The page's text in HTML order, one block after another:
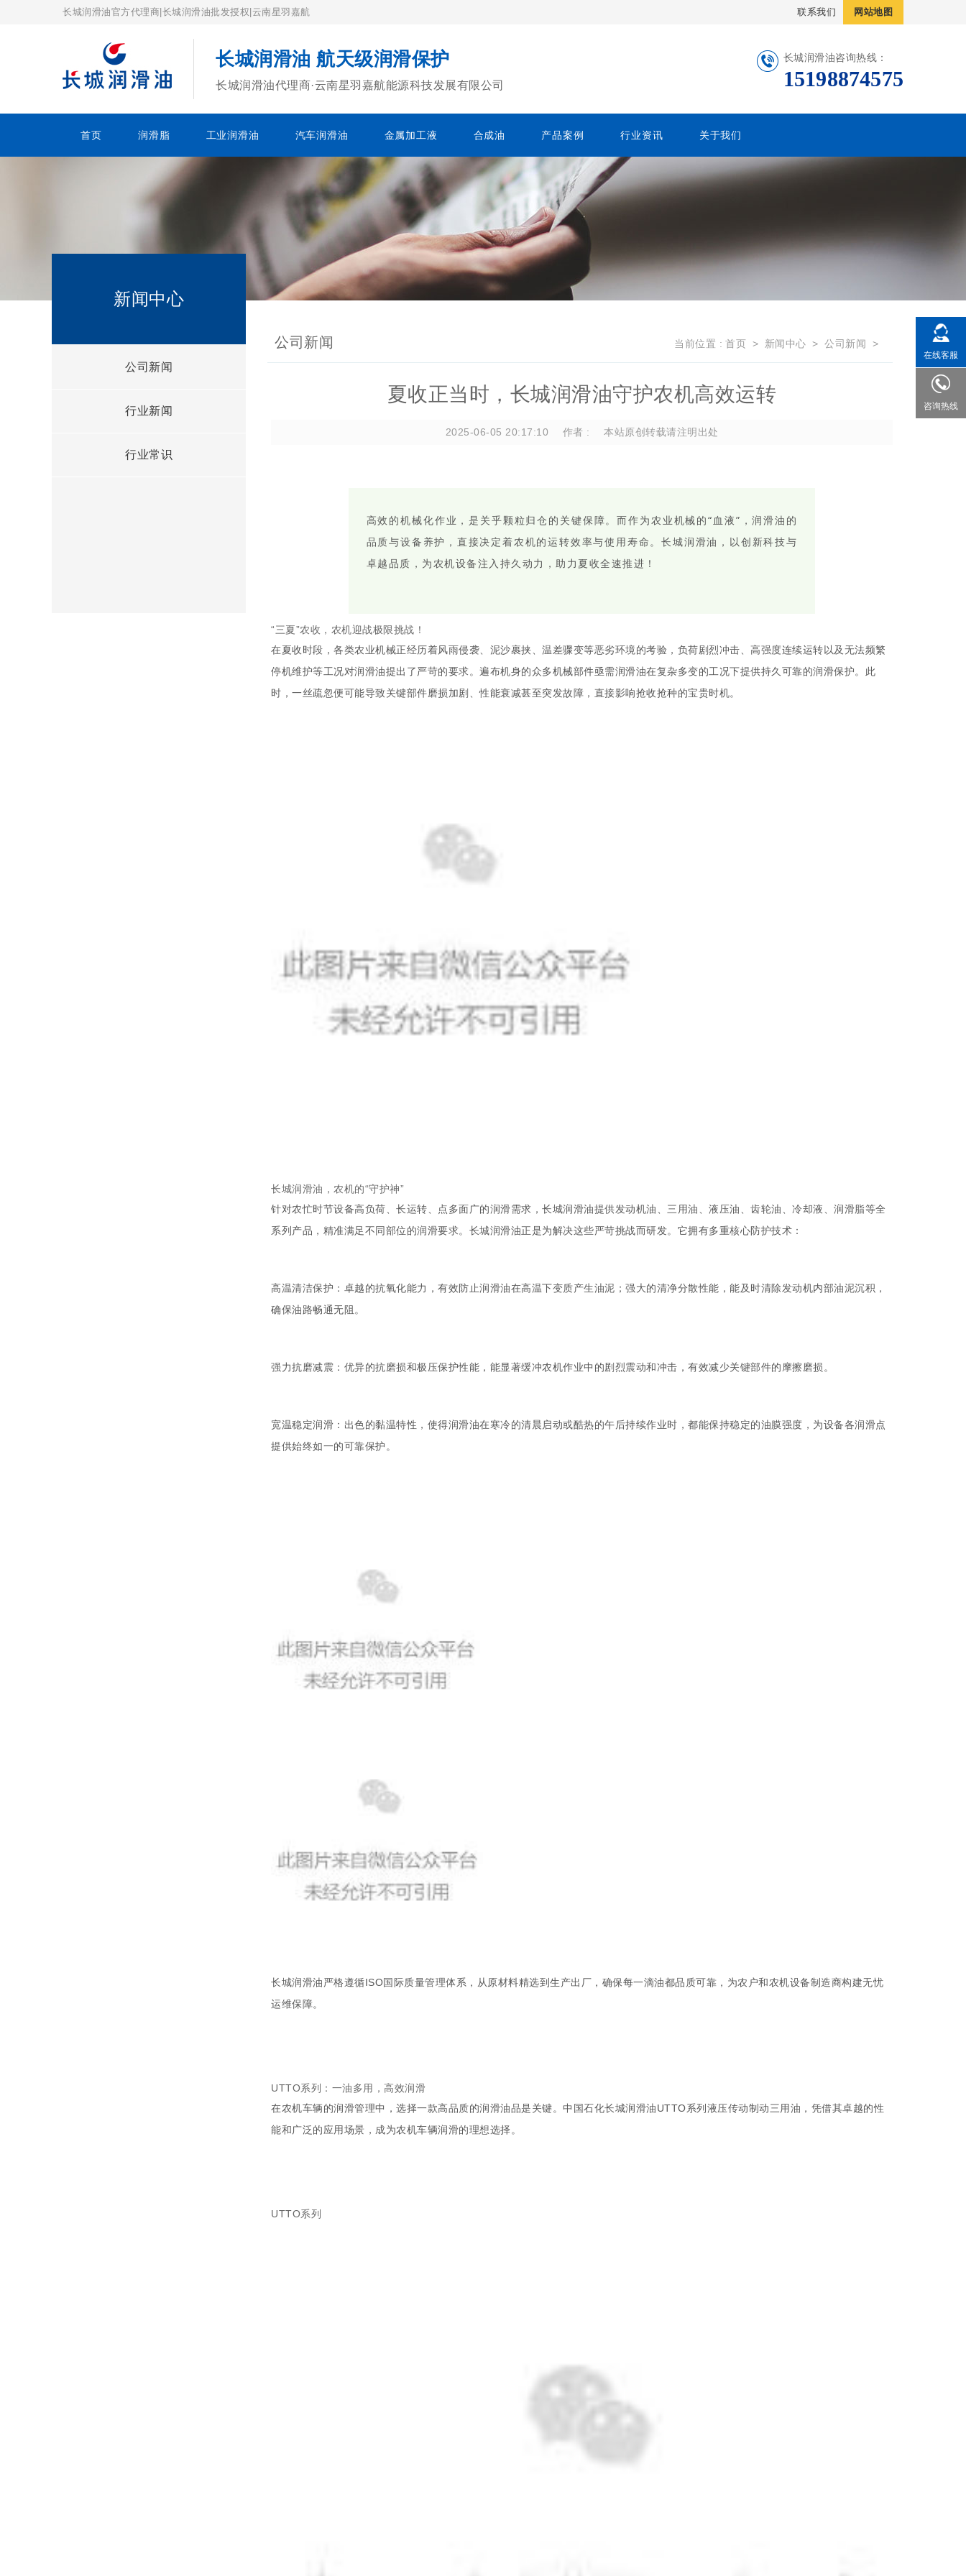
联系我们 网站地图
长城润滑油官方代理商|长城润滑油批发授权|云南星羽嘉航
长城润滑油 航天级润滑保护
长城润滑油代理商·云南星羽嘉航能源科技发展有限公司
长城润滑油咨询热线：
15198874575
首页 润滑脂 工业润滑油 汽车润滑油 金属加工液 合成油 产品案例 行业资讯 关于我们
新闻中心
公司新闻
行业新闻
行业常识
公司新闻 当前位置 : 首页 > 新闻中心 > 公司新闻 >
夏收正当时，长城润滑油守护农机高效运转
2025-06-05 20:17:10 作者 : 本站原创转载请注明出处
高效的机械化作业，是关乎颗粒归仓的关键保障。而作为农业机械的“血液”，润滑油的
品质与设备养护，直接决定着农机的运转效率与使用寿命。长城润滑油，以创新科技与
卓越品质，为农机设备注入持久动力，助力夏收全速推进！
“三夏”农收，农机迎战极限挑战！
在夏收时段，各类农业机械正经历着风雨侵袭、泥沙裹挟、温差骤变等恶劣环境的考验，负荷剧烈冲击、高强度连续运转以及无法频繁
停机维护等工况对润滑油提出了严苛的要求。遍布机身的众多机械部件亟需润滑油在复杂多变的工况下提供持久可靠的润滑保护。此
时，一丝疏忽便可能导致关键部件磨损加剧、性能衰减甚至突发故障，直接影响抢收抢种的宝贵时机。
长城润滑油，农机的“守护神”
针对农忙时节设备高负荷、长运转、点多面广的润滑需求，长城润滑油提供发动机油、三用油、液压油、齿轮油、冷却液、润滑脂等全
系列产品，精准满足不同部位的润滑要求。长城润滑油正是为解决这些严苛挑战而研发。它拥有多重核心防护技术：
高温清洁保护：卓越的抗氧化能力，有效防止润滑油在高温下变质产生油泥；强大的清净分散性能，能及时清除发动机内部油泥沉积，
确保油路畅通无阻。
强力抗磨减震：优异的抗磨损和极压保护性能，能显著缓冲农机作业中的剧烈震动和冲击，有效减少关键部件的摩擦磨损。
宽温稳定润滑：出色的黏温特性，使得润滑油在寒冷的清晨启动或酷热的午后持续作业时，都能保持稳定的油膜强度，为设备各润滑点
提供始终如一的可靠保护。
长城润滑油严格遵循ISO国际质量管理体系，从原材料精选到生产出厂，确保每一滴油都品质可靠，为农户和农机设备制造商构建无忧
运维保障。
UTTO系列：一油多用，高效润滑
在农机车辆的润滑管理中，选择一款高品质的润滑油品是关键。中国石化长城润滑油UTTO系列液压传动制动三用油，凭借其卓越的性
能和广泛的应用场景，成为农机车辆润滑的理想选择。
UTTO系列
在线客服
咨询热线